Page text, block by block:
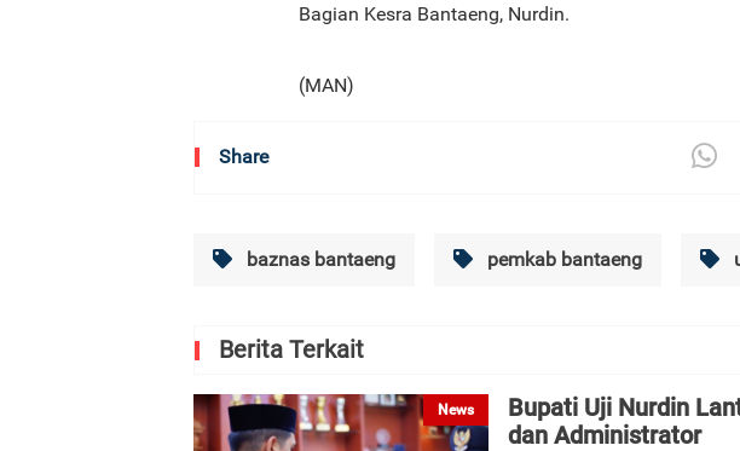
Bagian Kesra Bantaeng, Nurdin.
(MAN)
Share
baznas bantaeng pemkab bantaeng
Berita Terkait
News
Bupati Uji Nurdin
dan Administrator